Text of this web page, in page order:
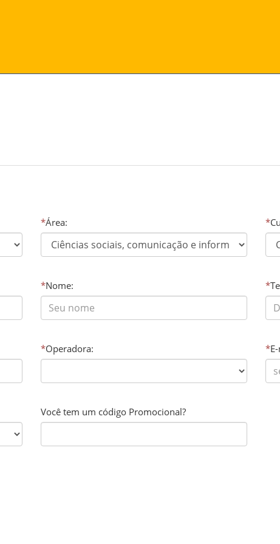
*Área: *
*Nome: *
*Operadora: *
Você tem um código Promocional?